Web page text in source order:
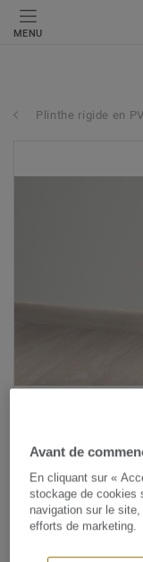
MENU
Plinthe rigide en
Avant de
En cliquant sur «
stockage de cookies
navigation sur le
efforts de marketing.